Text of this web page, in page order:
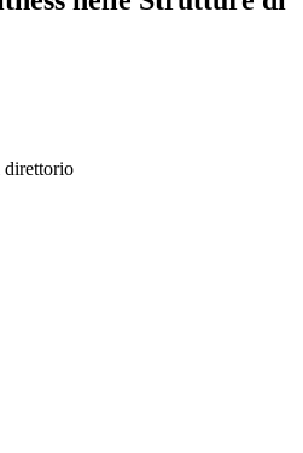
direttorio